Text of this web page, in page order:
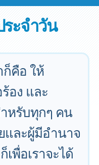
ะจำวัน
ก็คือ ให้
อง และ
หรับทุกๆ คน
และผู้มีอำนาจ
พื่อเราจะได้